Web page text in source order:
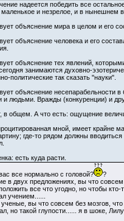
надеется победить все
и незрелое, и в нынешнем
объяснение мира в целом и его
объяснение человека и его
объяснение тех явлений,
занимаются духовно-
политические так сказать "науки".
объяснение несепарабельности
и людьми. Вражды (конкуренции) и
в общем. А что есть: ощущение
мной, имеет крайне
где-то рядом должны
есть куда расти.
все нормально с головой?
?
в двух предложениях, вы что
все что угодно, но чтобы
учением......
ученые, вы что совсем без мозгов, что
но такой глупости...... я в шоке,